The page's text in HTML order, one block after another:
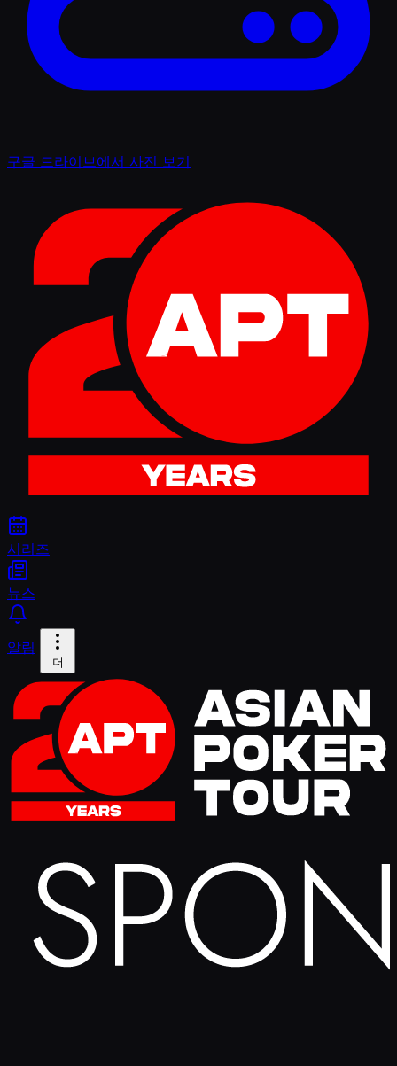
구글 드라이브에서 사진 보기
시리즈
뉴스
알림
더